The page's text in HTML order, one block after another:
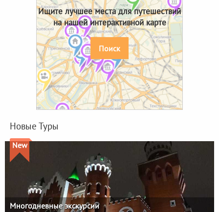
Ищите лучшее места для путешествий
на нашей интерактивной карте
Поиск
Новые Туры
New
Многодневные экскурсии